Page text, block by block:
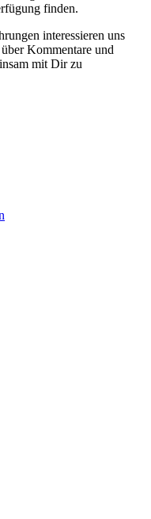
finden.
interessieren uns
Kommentare und
mit Dir zu